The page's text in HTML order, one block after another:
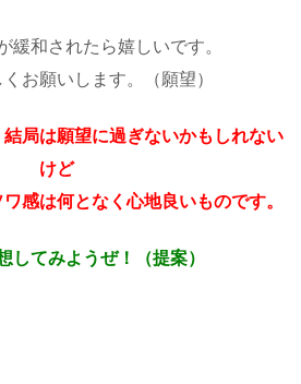
緩和されたら嬉しいです。
お願いします。（願望）
結局は願望に過ぎないかもしれない
けど
感は何となく心地良いものです。
してみようぜ！（提案）